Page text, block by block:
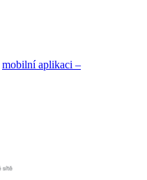
mobilní aplikaci –